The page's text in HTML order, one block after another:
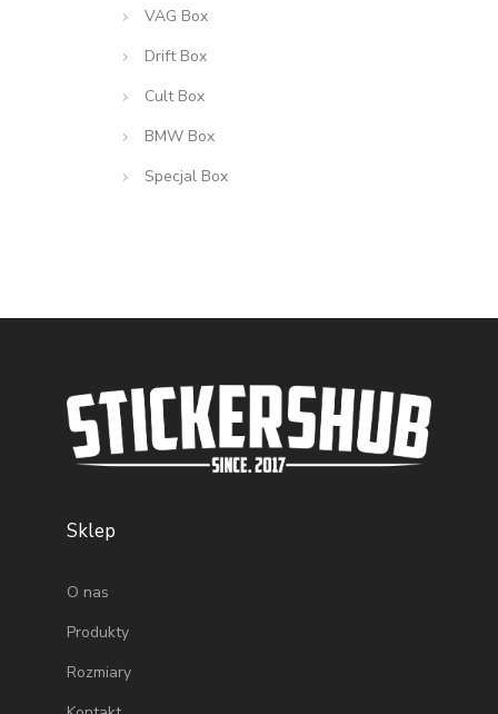
VAG Box
Drift Box
Cult Box
BMW Box
Specjal Box
Sklep
O nas
Produkty
Rozmiary